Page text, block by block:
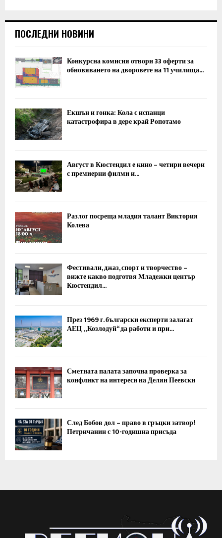
ПОСЛЕДНИ НОВИНИ
Конкурсна комисия отвори 33 оферти за
обновяването на дворовете на 11 училища...
Екшън и гонка: Кола с испанци
катастрофира в дере край Ропотамо
Август в Кюстендил е кино – четири вечери
с премиерни филми и...
Разлог посреща младия талант Виктория
Колева
Фестивали, джаз, спорт и творчество –
вижте какво подготвя Младежки център
Кюстендил...
През 1969 г. български експерти залагат
АЕЦ „Козлодуй“ да работи и при...
Сметната палата започна проверка за
конфликт на интереси на Делян Пеевски
След Бобов дол – право в гръцки затвор!
Петричанин с 10-годишна присъда